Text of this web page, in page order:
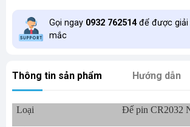
Gọi ngay 0932 762514để được giải
mắc
Thông tin sản phẩm Hướng dẫn
Loại Đế pin CR2032